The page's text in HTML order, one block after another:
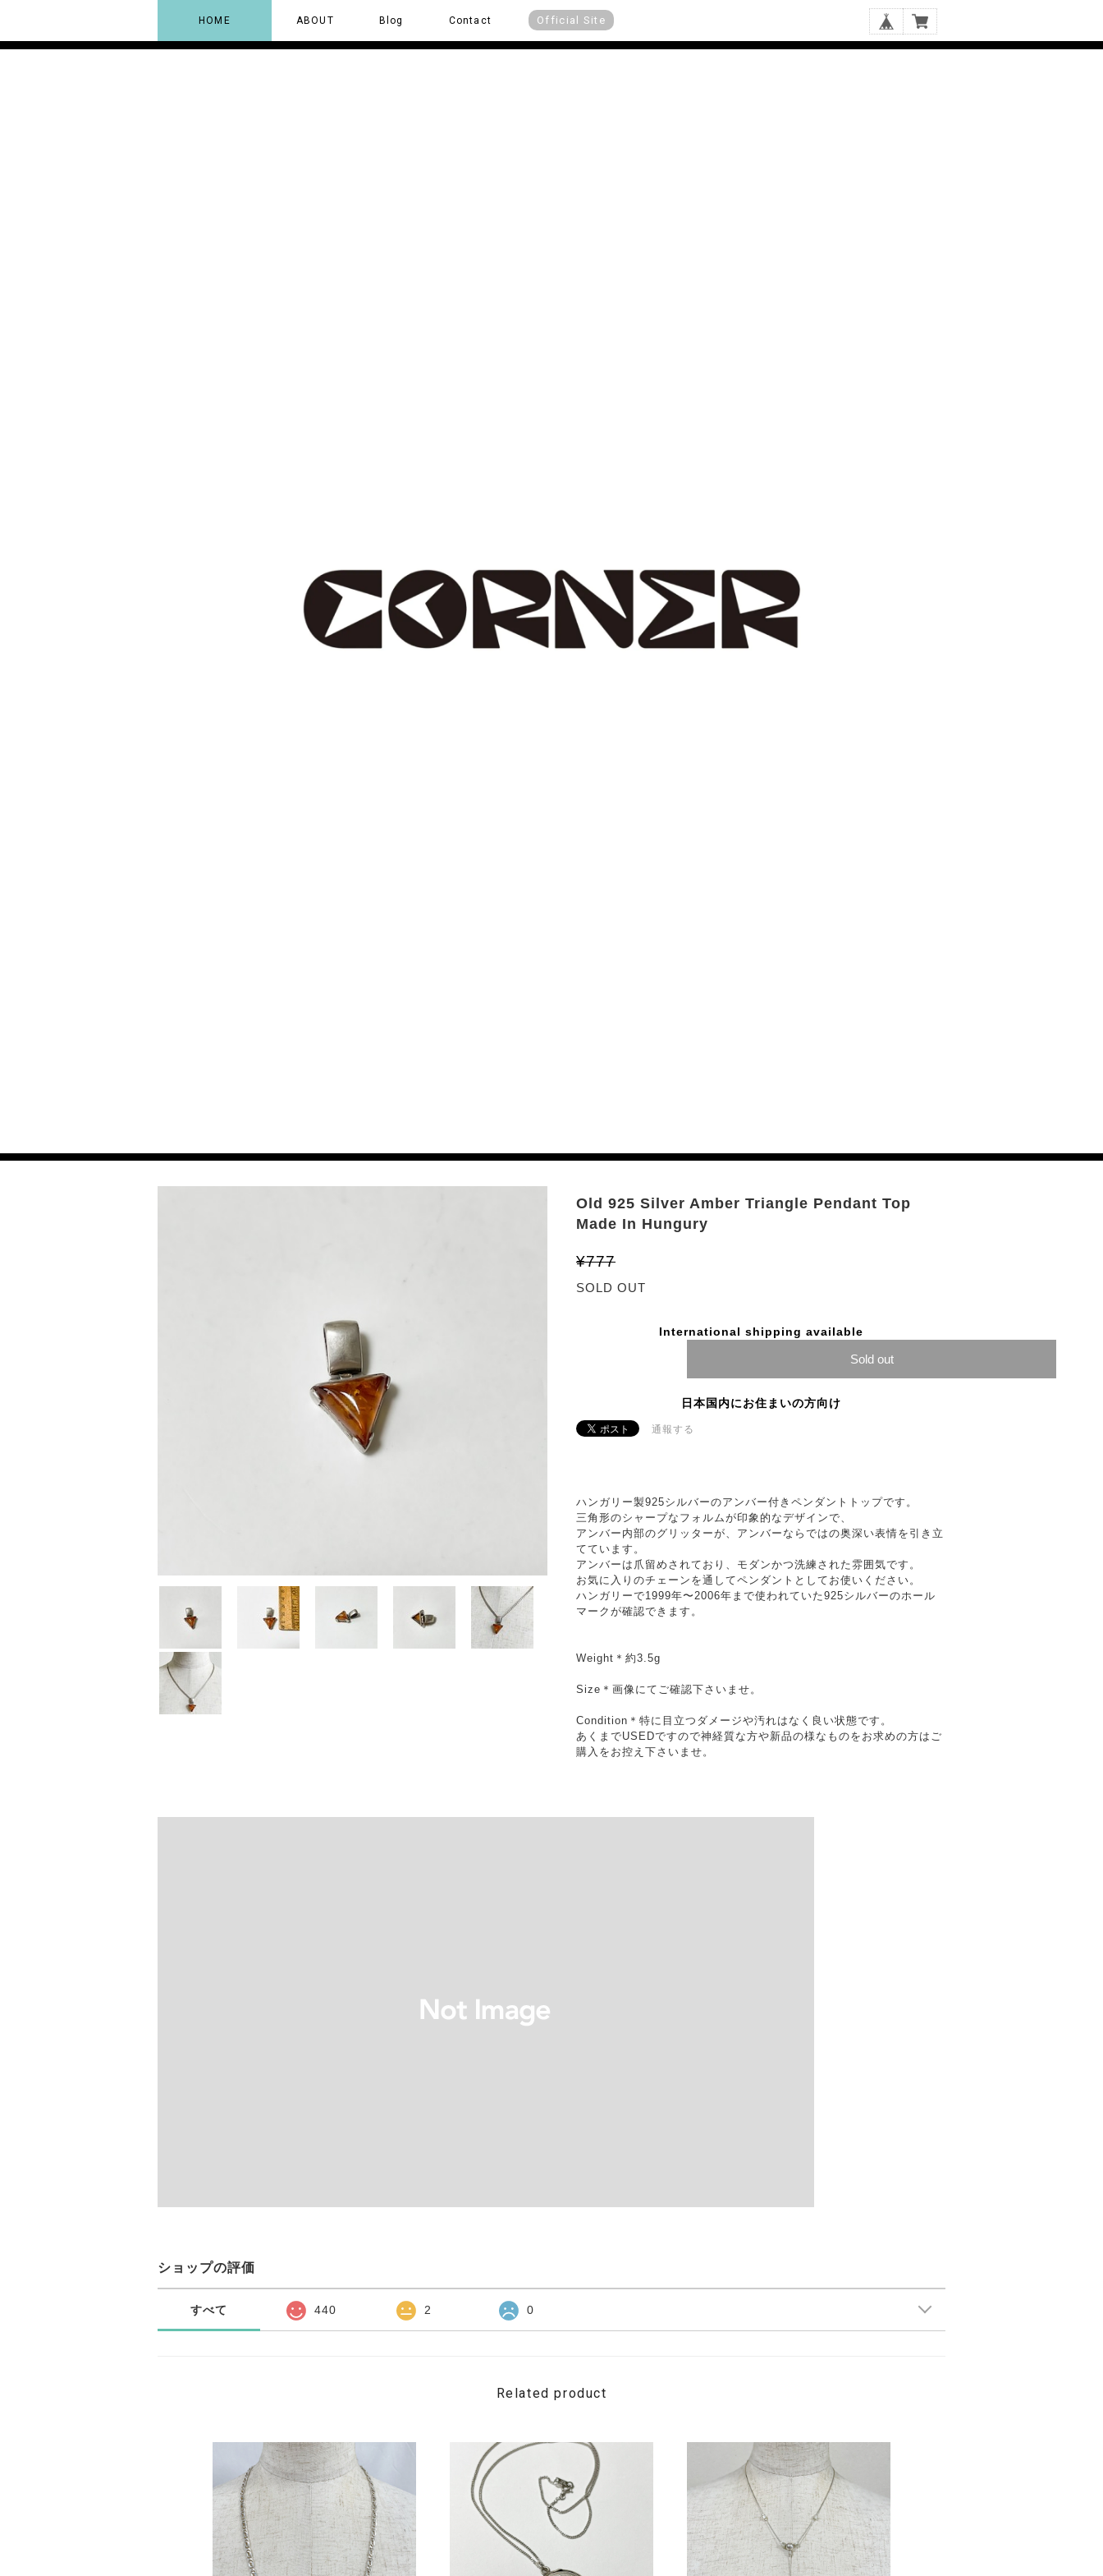
HOME ABOUT Blog Contact Official Site
Old 925 Silver Amber Triangle Pendant Top
Made In Hungury
¥777
SOLD OUT
International shipping available
Sold out
日本国内にお住まいの方向け
通報する
ハンガリー製925シルバーのアンバー付きペンダントトップです。
三角形のシャープなフォルムが印象的なデザインで、
アンバー内部のグリッターが、アンバーならではの奥深い表情を引き立
てています。
アンバーは爪留めされており、モダンかつ洗練された雰囲気です。
お気に入りのチェーンを通してペンダントとしてお使いください。
ハンガリーで1999年〜2006年まで使われていた925シルバーのホール
マークが確認できます。
Weight＊約3.5g
Size＊画像にてご確認下さいませ。
Condition＊特に目立つダメージや汚れはなく良い状態です。
あくまでUSEDですので神経質な方や新品の様なものをお求めの方はご
購入をお控え下さいませ。
ショップの評価
すべて 440 2 0
Related product